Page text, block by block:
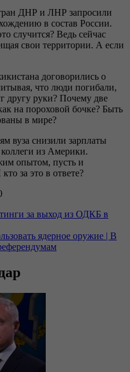
ДНР и ЛНР запросили
в состав России.
случится? Ведь сейчас
свои территории. А если
договорились о
что люди погибали,
другу руки? Почему две
на пороховой бочке? Быть
в мире?
вуза снизили зарплаты
из Америки.
опытом, пусть и
за это в ответе?
за выход из ОДКБ в
ядерное оружие | В